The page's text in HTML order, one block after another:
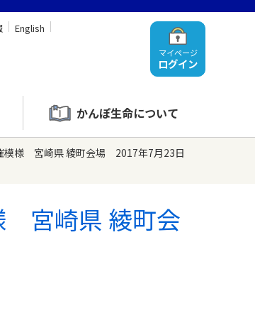
マイページ
ログイン
English
かんぽ生命について
模様 宮崎県 綾町会場 2017年7月23日
宮崎県 綾町会